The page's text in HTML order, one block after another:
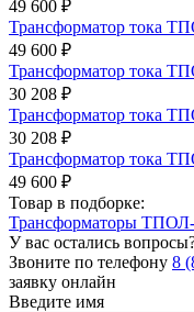
49 600 ₽
Трансформатор тока
49 600 ₽
Трансформатор тока
30 208 ₽
Трансформатор тока
30 208 ₽
Трансформатор тока
49 600 ₽
Товар в подборке:
Трансформаторы
У вас остались
Звоните по телефону 8
заявку онлайн
Введите имя